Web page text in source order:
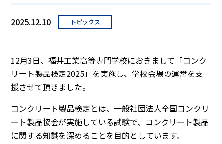
2025.12.10 トピックス
12月3日、福井工業高等専門学校におきまして「コンク
リート製品検定2025」を実施し、学校会場の運営を支
援させて頂きました。
コンクリート製品検定とは、一般社団法人全国コンクリ
ート製品協会が実施している試験で、コンクリート製品
に関する知識を深めることを目的としています。